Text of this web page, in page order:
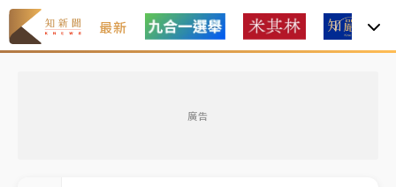
最新
廣告